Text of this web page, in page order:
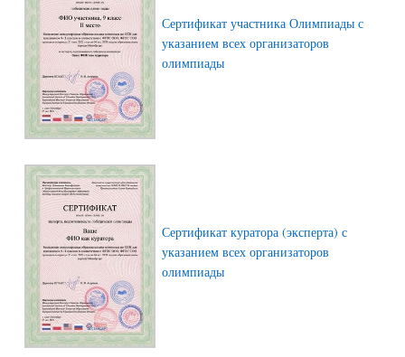
Сертификат участника Олимпиады с
указанием всех организаторов
олимпиады
Сертификат куратора (эксперта) с
указанием всех организаторов
олимпиады